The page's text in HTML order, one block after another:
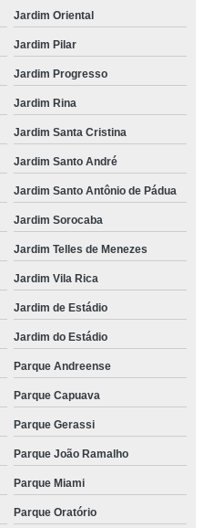
Jardim Oriental
Jardim Pilar
Jardim Progresso
Jardim Rina
Jardim Santa Cristina
Jardim Santo André
Jardim Santo Antônio de Pádua
Jardim Sorocaba
Jardim Telles de Menezes
Jardim Vila Rica
Jardim de Estádio
Jardim do Estádio
Parque Andreense
Parque Capuava
Parque Gerassi
Parque João Ramalho
Parque Miami
Parque Oratório